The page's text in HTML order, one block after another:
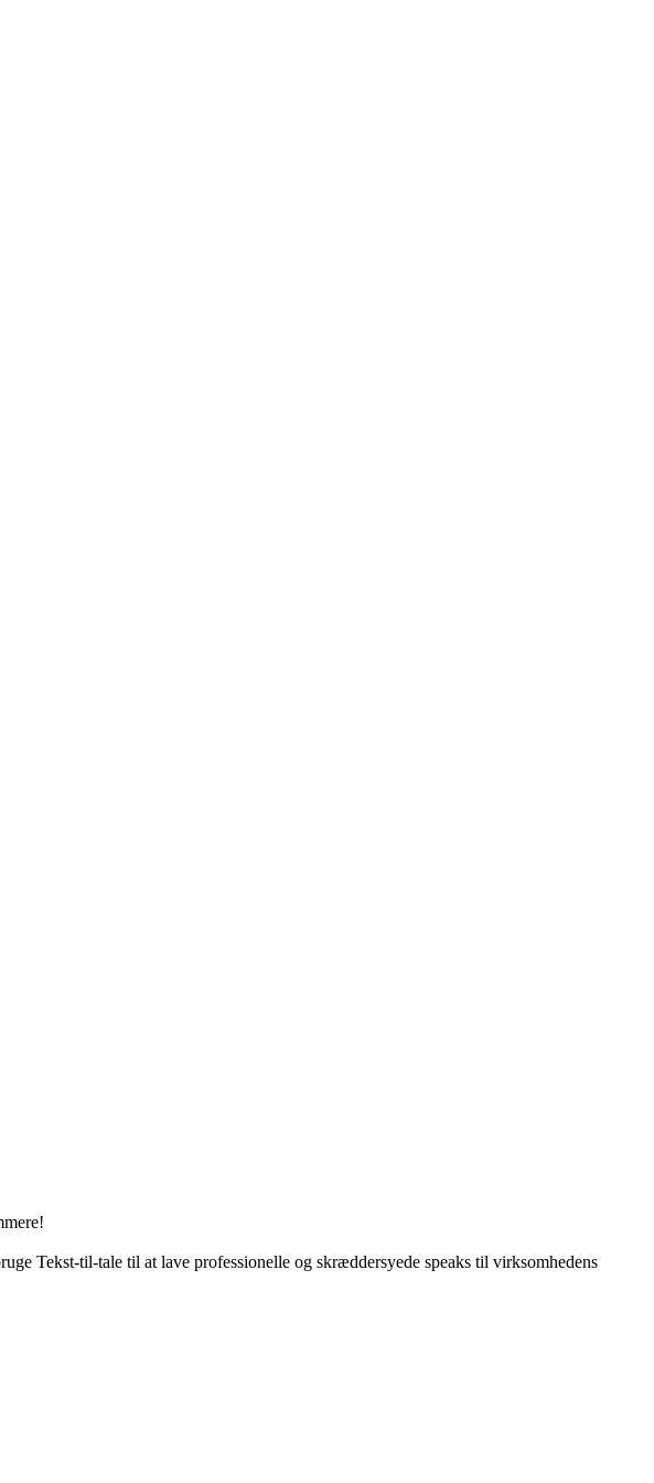
Tekst-til-tale til at lave professionelle og skræddersyede speaks til virksomhedens